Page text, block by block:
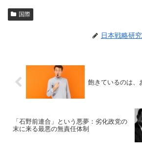
国際
日本戦略研
飽きているのは、
「石野前連合」という悪夢：劣化政党の
末に来る最悪の無責任体制